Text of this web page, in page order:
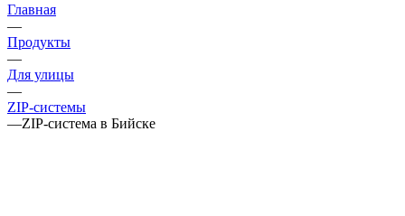
Главная
—
Продукты
—
Для улицы
—
ZIP-системы
—ZIP-система в Бийске